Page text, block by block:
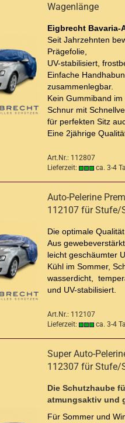
Wagenlänge
Eigbrecht Bavaria-
Seit Jahrzehnten
Prägefolie,
UV-stabilisiert,
Einfache
zusammenlegbar.
Kein Gummiband
Schnur mit
für perfekten Sitz
Eine 2jährige
Art.Nr.: 112807
Lieferzeit:
ca. 3-4
Auto-Pelerine
112107 für Stufe/
Die optimale
Aus
leicht geschäumter
Kühl im Sommer,
wasserdicht,
und UV-stabilisiert.
Art.Nr.: 112107
Lieferzeit:
ca. 3-4
Super Auto-
112307 für Stufe/
Die Schutzhaube
atmungsaktiv und
Für Sommer und